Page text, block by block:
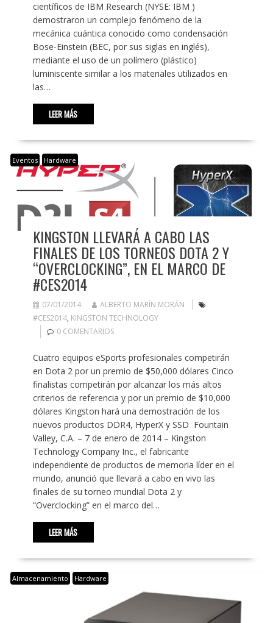
científicos de IBM Research (NYSE: IBM )
demostraron un complejo fenómeno de la
mecánica cuántica conocido como condensación
Bose-Einstein (BEC, por sus siglas en inglés),
mediante el uso de un polímero (plástico)
luminiscente similar a los materiales utilizados en
las…
LEER MÁS
Eventos Hardware
KINGSTON LLEVARÁ A CABO LAS
FINALES DE LOS TORNEOS DOTA 2 Y
“OVERCLOCKING”, EN EL MARCO DE
#CES2014
07/01/2014
ALBERTO MARÍN MORÁN
#CES2014, KINGSTON TECHNOLOGY
0 COMENTARIOS
Cuatro equipos eSports profesionales competirán
en Dota 2 por un premio de $50,000 dólares Cinco
finalistas competirán por alcanzar los más altos
criterios de referencia y por un premio de $10,000
dólares Kingston hará una demostración de los
nuevos productos DDR4, HyperX y SSD Fountain
Valley, C.A. – 7 de enero de 2014 – Kingston
Technology Company Inc., el fabricante
independiente de productos de memoria líder en el
mundo, anunció que llevará a cabo en vivo las
finales de su torneo mundial Dota 2 y
“Overclocking” en el marco del…
LEER MÁS
Almacenamiento Hardware